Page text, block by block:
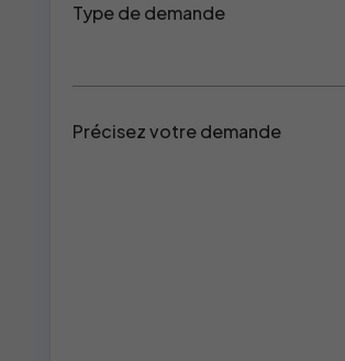
Type de demande
Précisez votre demande